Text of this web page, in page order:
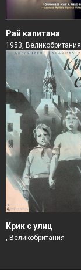
Рай капитана
1953, Великобритания
Крик с улиц
, Великобритания